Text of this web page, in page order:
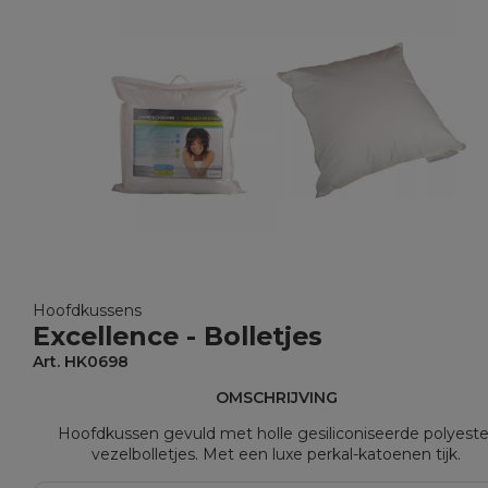
Hoofdkussens
Excellence - Bolletjes
Art. HK0698
OMSCHRIJVING
Hoofdkussen gevuld met holle gesiliconiseerde
vezelbolletjes. Met een luxe perkal-katoenen tijk.